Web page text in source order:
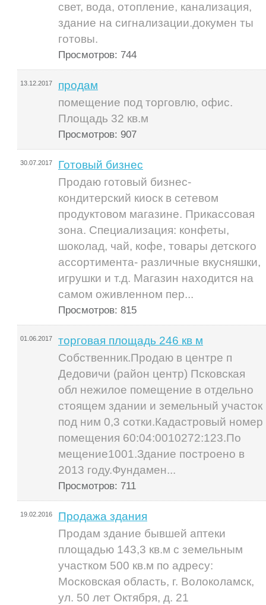
свет, вода, отопление, канализация,
здание на сигнализации.докумен ты
готовы.
Просмотров: 744
13.12.2017
продам
помещение под торговлю, офис.
Площадь 32 кв.м
Просмотров: 907
30.07.2017
Готовый бизнес
Продаю готовый бизнес-
кондитерский киоск в сетевом
продуктовом магазине. Прикассовая
зона. Специализация: конфеты,
шоколад, чай, кофе, товары детского
ассортимента- различные вкусняшки,
игрушки и т.д. Магазин находится на
самом оживленном пер...
Просмотров: 815
01.06.2017
торговая площадь 246 кв м
Собственник.Продаю в центре п
Дедовичи (район центр) Псковская
обл нежилое помещение в отдельно
стоящем здании и земельный участок
под ним 0,3 сотки.Кадастровый номер
помещения 60:04:0010272:123.По
мещение1001.Здание построено в
2013 году.Фундамен...
Просмотров: 711
19.02.2016
Продажа здания
Продам здание бывшей аптеки
площадью 143,3 кв.м с земельным
участком 500 кв.м по адресу:
Московская область, г. Волоколамск,
ул. 50 лет Октября, д. 21